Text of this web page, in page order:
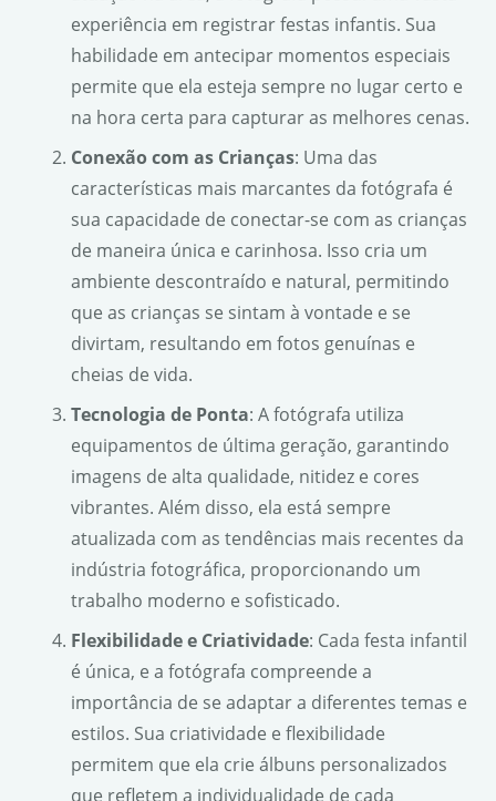
experiência em registrar festas infantis. Sua
habilidade em antecipar momentos especiais
permite que ela esteja sempre no lugar certo e
na hora certa para capturar as melhores cenas.
Conexão com as Crianças: Uma das
características mais marcantes da fotógrafa é
sua capacidade de conectar-se com as crianças
de maneira única e carinhosa. Isso cria um
ambiente descontraído e natural, permitindo
que as crianças se sintam à vontade e se
divirtam, resultando em fotos genuínas e
cheias de vida.
Tecnologia de Ponta: A fotógrafa utiliza
equipamentos de última geração, garantindo
imagens de alta qualidade, nitidez e cores
vibrantes. Além disso, ela está sempre
atualizada com as tendências mais recentes da
indústria fotográfica, proporcionando um
trabalho moderno e sofisticado.
Flexibilidade e Criatividade: Cada festa infantil
é única, e a fotógrafa compreende a
importância de se adaptar a diferentes temas e
estilos. Sua criatividade e flexibilidade
permitem que ela crie álbuns personalizados
que refletem a individualidade de cada